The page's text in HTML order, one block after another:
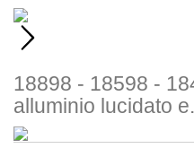
18898 - 18598 -
alluminio lucidato